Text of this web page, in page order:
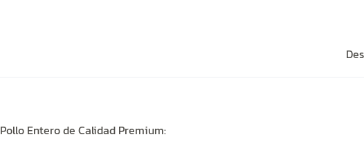
Pollo Entero de Calidad Premium: